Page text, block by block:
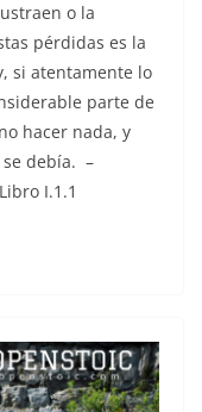
o la
pérdidas es la
si atentamente lo
parte de
hacer nada, y
debía. –
I.1.1